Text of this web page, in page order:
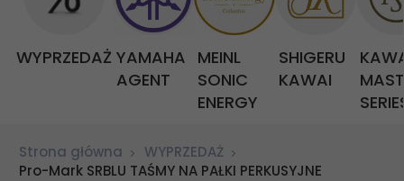
WYPRZEDAŻ YAMAHA
AGENT
MEINL
SONIC
ENERGY
SHIGERU
KAWAI
Strona główna
WYPRZEDAŻ
Pro-Mark SRBLU TAŚMY NA PAŁKI PERKUSYJNE